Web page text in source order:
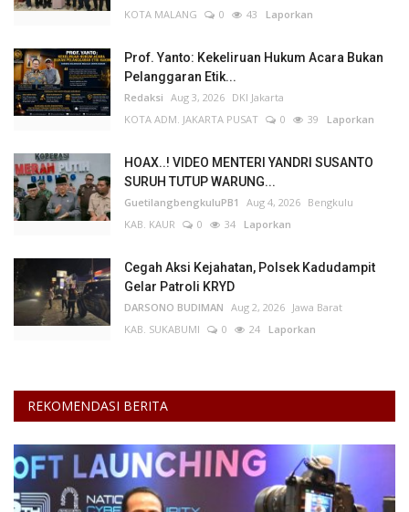
KOTA MALANG
0 43 Laporkan
Prof. Yanto: Kekeliruan Hukum Acara Bukan
Pelanggaran Etik...
Redaksi Aug 3, 2026 DKI Jakarta
KOTA ADM. JAKARTA PUSAT
0 39 Laporkan
HOAX..! VIDEO MENTERI YANDRI SUSANTO
SURUH TUTUP WARUNG...
GuetilangbengkuluPB1 Aug 4, 2026 Bengkulu
KAB. KAUR
0 34 Laporkan
Cegah Aksi Kejahatan, Polsek Kadudampit
Gelar Patroli KRYD
DARSONO BUDIMAN Aug 2, 2026 Jawa Barat
KAB. SUKABUMI
0 24 Laporkan
REKOMENDASI BERITA